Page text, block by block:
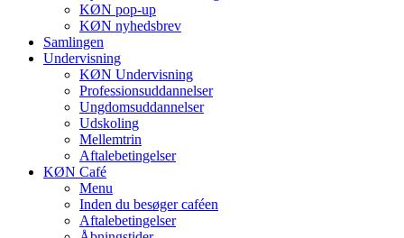
KØN pop-up
KØN nyhedsbrev
Samlingen
Undervisning
KØN Undervisning
Professionsuddannelser
Ungdomsuddannelser
Udskoling
Mellemtrin
Aftalebetingelser
KØN Café
Menu
Inden du besøger caféen
Aftalebetingelser